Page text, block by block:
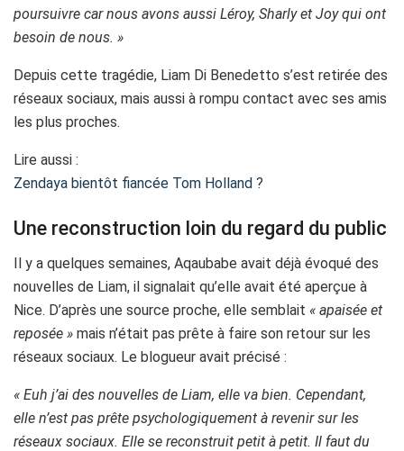
poursuivre car nous avons aussi Léroy, Sharly et Joy qui ont
besoin de nous. »
Depuis cette tragédie, Liam Di Benedetto s’est retirée des
réseaux sociaux, mais aussi à rompu contact avec ses amis
les plus proches.
Lire aussi :
Zendaya bientôt fiancée Tom Holland ?
Une reconstruction loin du regard du public
Il y a quelques semaines, Aqaubabe avait déjà évoqué des
nouvelles de Liam, il signalait qu’elle avait été aperçue à
Nice. D’après une source proche, elle semblait « apaisée et
reposée » mais n’était pas prête à faire son retour sur les
réseaux sociaux. Le blogueur avait précisé :
« Euh j’ai des nouvelles de Liam, elle va bien. Cependant,
elle n’est pas prête psychologiquement à revenir sur les
réseaux sociaux. Elle se reconstruit petit à petit. Il faut du